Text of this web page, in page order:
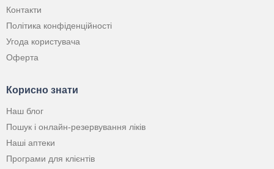
Контакти
Політика конфіденційності
Угода користувача
Оферта
Корисно знати
Наш блог
Пошук і онлайн-резервування ліків
Наші аптеки
Програми для клієнтів